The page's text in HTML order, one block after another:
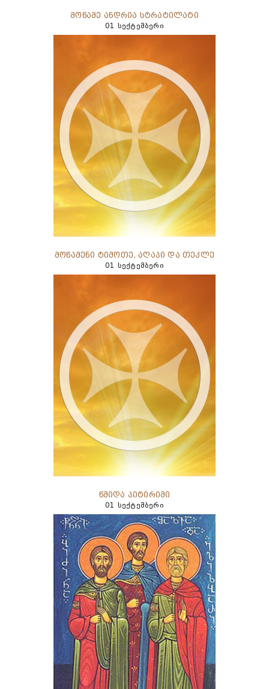
მოწამე ანდრია სტრატილატი
01 სექტემბერი
მოწამენი ტიმოთე, აღაპი და თეკლე
01 სექტემბერი
წმიდა პიტირიმი
01 სექტემბერი